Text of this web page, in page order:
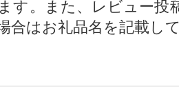
す。また、レビュー投
合はお礼品名を記載し